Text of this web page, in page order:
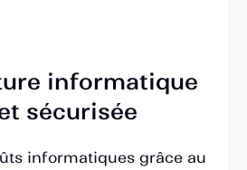
informatique
sécurisée
informatiques grâce au